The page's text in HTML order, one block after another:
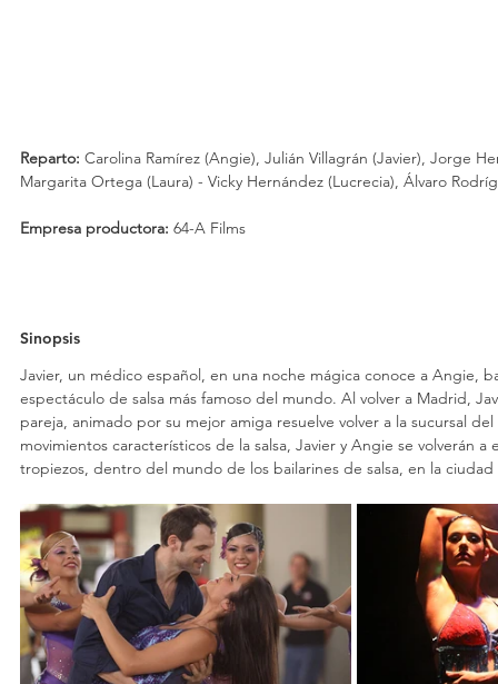
Reparto: Carolina Ramírez (Angie), Julián Villagrán (Javier), Jorge
Margarita Ortega (Laura) - Vicky Hernández (Lucrecia), Álvaro
Empresa productora: 64-A Films
Sinopsis
Javier, un médico español, en una noche mágica conoce a Angie,
espectáculo de salsa más famoso del mundo. Al volver a Madrid,
pareja, animado por su mejor amiga resuelve volver a la sucursal
movimientos característicos de la salsa, Javier y Angie se volverán
tropiezos, dentro del mundo de los bailarines de salsa, en la